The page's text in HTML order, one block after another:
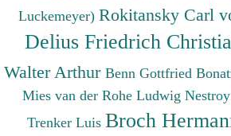
Luckemeyer) Rokitansky Carl
Delius Friedrich
Walter Arthur Benn Gottfried
Mies van der Rohe Ludwig
Trenker Luis Broch